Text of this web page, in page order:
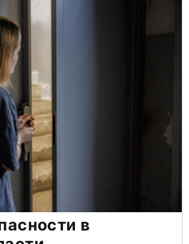
в